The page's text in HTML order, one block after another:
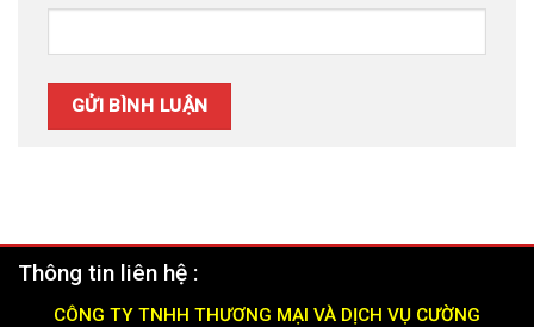
Thông tin liên hệ :
CÔNG TY TNHH THƯƠNG MẠI VÀ DỊCH VỤ CƯỜNG